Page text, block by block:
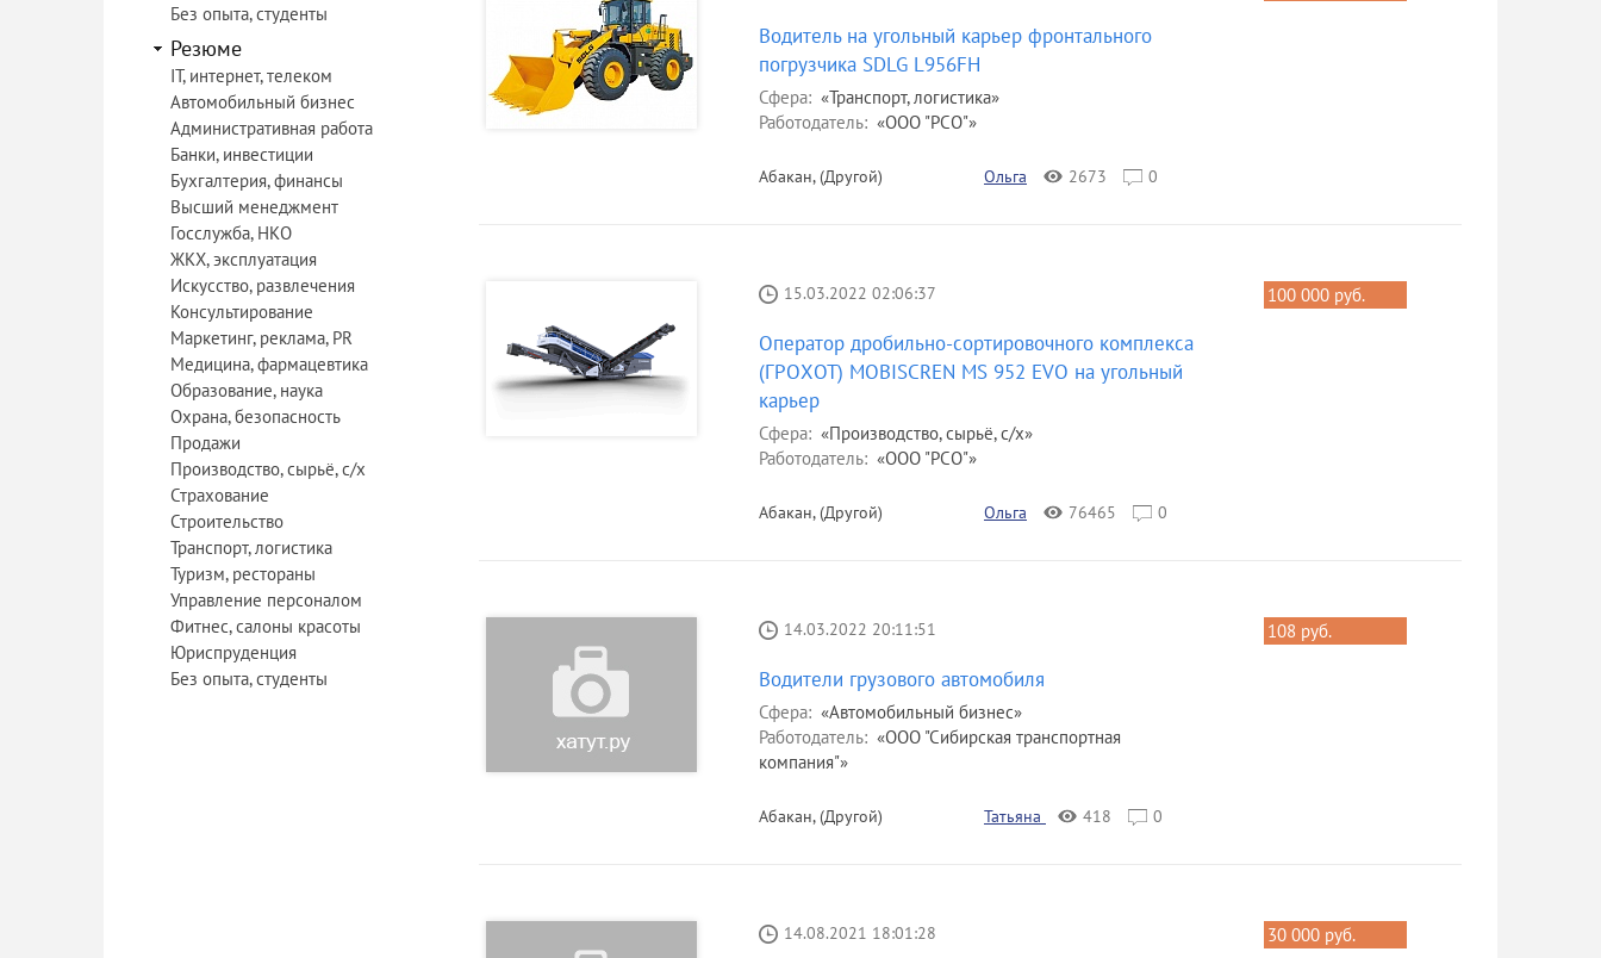
Без опыта, студенты
Резюме
IT, интернет, телеком
Автомобильный бизнес
Административная работа
Банки, инвестиции
Бухгалтерия, финансы
Высший менеджмент
Госслужба, НКО
ЖКХ, эксплуатация
Искусство, развлечения
Консультирование
Маркетинг, реклама, PR
Медицина, фармацевтика
Образование, наука
Охрана, безопасность
Продажи
Производство, сырьё, с/х
Страхование
Строительство
Транспорт, логистика
Туризм, рестораны
Управление персоналом
Фитнес, салоны красоты
Юриспруденция
Без опыта, студенты
Водитель на угольный карьер фронтального
погрузчика SDLG L956FH
Сфера: «Транспорт, логистика»
Работодатель: «ООО "РСО"»
Абакан, (Другой) Ольга 2673 0
15.03.2022 02:06:37
Оператор дробильно-сортировочного комплекса
(ГРОХОТ) MOBISCREN MS 952 EVO на угольный
карьер
Сфера: «Производство, сырьё, с/х»
Работодатель: «ООО "РСО"»
Абакан, (Другой) Ольга 76465 0
100 000 руб.
14.03.2022 20:11:51
Водители грузового автомобиля
Сфера: «Автомобильный бизнес»
Работодатель: «ООО "Сибирская транспортная
компания"»
Абакан, (Другой) Татьяна 418 0
108 руб.
14.08.2021 18:01:28 30 000 руб.